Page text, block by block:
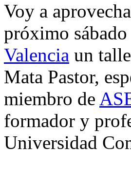
Voy a
próximo
Valencia un
Mata Pastor,
miembro de
formador y
Universidad